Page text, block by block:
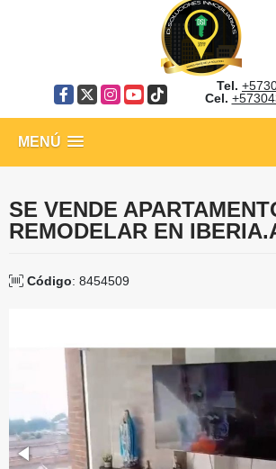
Facebook
X Instagram
YouTube
TikTok
Tel.
Cel.
MENÚ
SE VENDE
REMODELAR EN
Código: 8454509